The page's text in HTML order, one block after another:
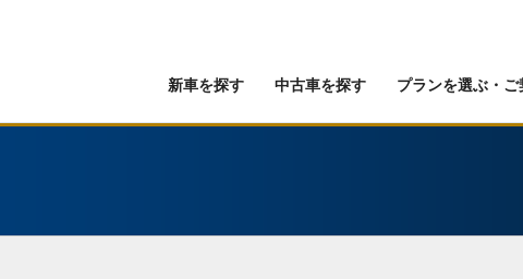
新車を探す 中古車を探す プランを選ぶ・ご